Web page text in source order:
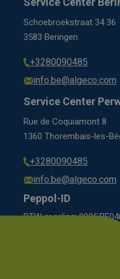
Schoebroekstraat 34 36
3583 Beringen
+3280090485
info.be@algeco.com
Service Center
Rue de Coquiamont 8
1360 Thorembais-les-
+3280090485
info.be@algeco.com
Peppol-ID
BTW-regeling:
KBO-regeling: